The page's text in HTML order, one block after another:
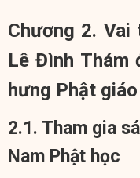
Chương 2.
Lê Đình Thám
hưng Phật
2.1. Tham gia
Nam Phật học